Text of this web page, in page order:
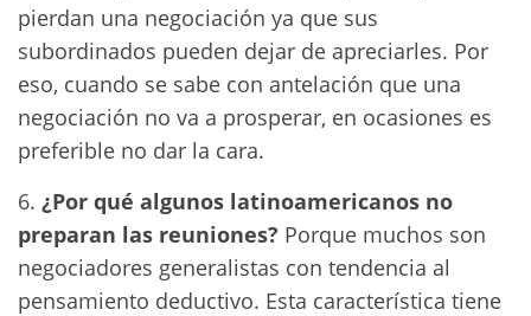
pierdan una negociación ya que sus
subordinados pueden dejar de apreciarles. Por
eso, cuando se sabe con antelación que una
negociación no va a prosperar, en ocasiones es
preferible no dar la cara.
6. ¿Por qué algunos latinoamericanos no
preparan las reuniones? Porque muchos son
negociadores generalistas con tendencia al
pensamiento deductivo. Esta característica tiene